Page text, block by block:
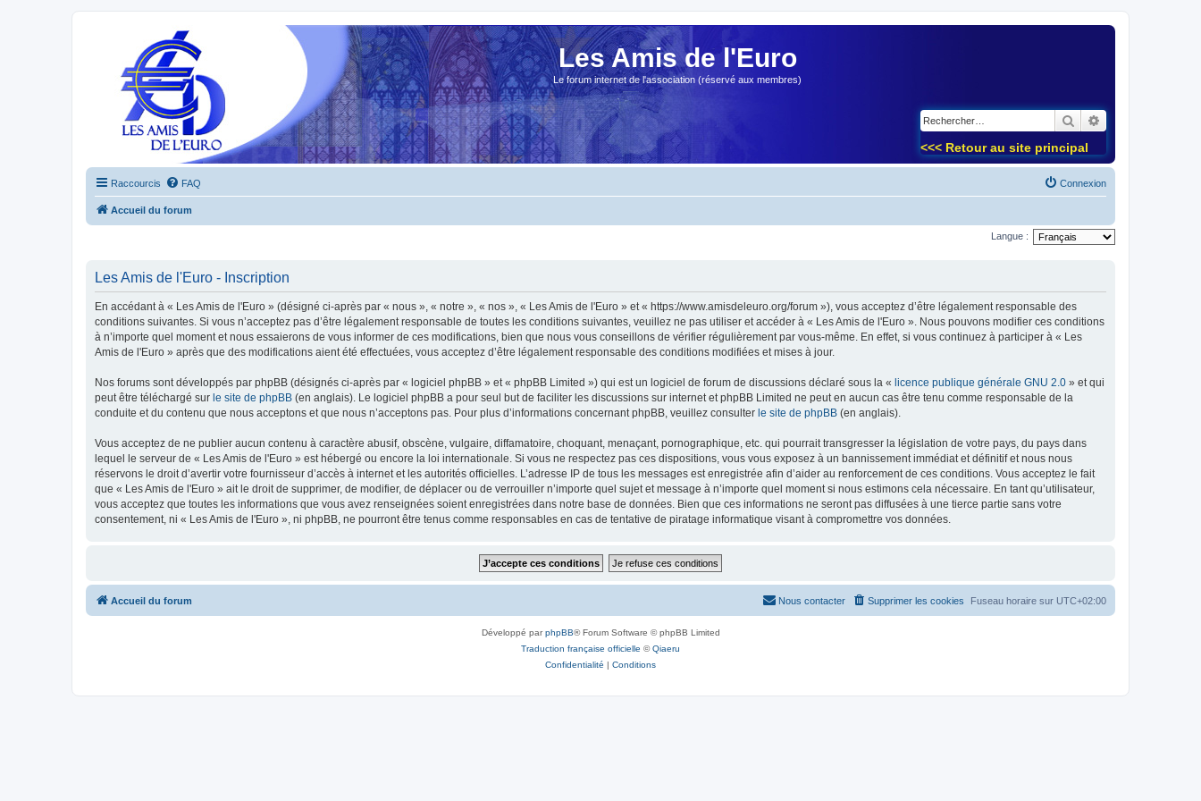
Les Amis de l'Euro
Le forum internet de l'association (réservé aux membres)
Rechercher
<<< Retour au site principal
Raccourcis FAQ Connexion
Accueil du forum
Langue :
Les Amis de l'Euro - Inscription
En accédant à « Les Amis de l'Euro » (désigné ci-après par « nous », « notre », « nos », « Les Amis de l'Euro » et « https://www.amisdeleuro.org/forum »), vous acceptez d’être légalement responsable des
conditions suivantes. Si vous n’acceptez pas d’être légalement responsable de toutes les conditions suivantes, veuillez ne pas utiliser et accéder à « Les Amis de l'Euro ». Nous pouvons modifier ces conditions
à n’importe quel moment et nous essaierons de vous informer de ces modifications, bien que nous vous conseillons de vérifier régulièrement par vous-même. En effet, si vous continuez à participer à « Les
Amis de l'Euro » après que des modifications aient été effectuées, vous acceptez d’être légalement responsable des conditions modifiées et mises à jour.
Nos forums sont développés par phpBB (désignés ci-après par « logiciel phpBB » et « phpBB Limited ») qui est un logiciel de forum de discussions déclaré sous la « licence publique générale GNU 2.0 » et qui
peut être téléchargé sur le site de phpBB (en anglais). Le logiciel phpBB a pour seul but de faciliter les discussions sur internet et phpBB Limited ne peut en aucun cas être tenu comme responsable de la
conduite et du contenu que nous acceptons et que nous n’acceptons pas. Pour plus d’informations concernant phpBB, veuillez consulter le site de phpBB (en anglais).
Vous acceptez de ne publier aucun contenu à caractère abusif, obscène, vulgaire, diffamatoire, choquant, menaçant, pornographique, etc. qui pourrait transgresser la législation de votre pays, du pays dans
lequel le serveur de « Les Amis de l'Euro » est hébergé ou encore la loi internationale. Si vous ne respectez pas ces dispositions, vous vous exposez à un bannissement immédiat et définitif et nous nous
réservons le droit d’avertir votre fournisseur d’accès à internet et les autorités officielles. L’adresse IP de tous les messages est enregistrée afin d’aider au renforcement de ces conditions. Vous acceptez le fait
que « Les Amis de l'Euro » ait le droit de supprimer, de modifier, de déplacer ou de verrouiller n’importe quel sujet et message à n’importe quel moment si nous estimons cela nécessaire. En tant qu’utilisateur,
vous acceptez que toutes les informations que vous avez renseignées soient enregistrées dans notre base de données. Bien que ces informations ne seront pas diffusées à une tierce partie sans votre
consentement, ni « Les Amis de l'Euro », ni phpBB, ne pourront être tenus comme responsables en cas de tentative de piratage informatique visant à compromettre vos données.
Accueil du forum Fuseau horaire sur UTC+02:00
Supprimer les cookies
Nous contacter
Développé parphpBB® Forum Software © phpBB Limited
Traduction française officielle ©Qiaeru
Confidentialité | Conditions